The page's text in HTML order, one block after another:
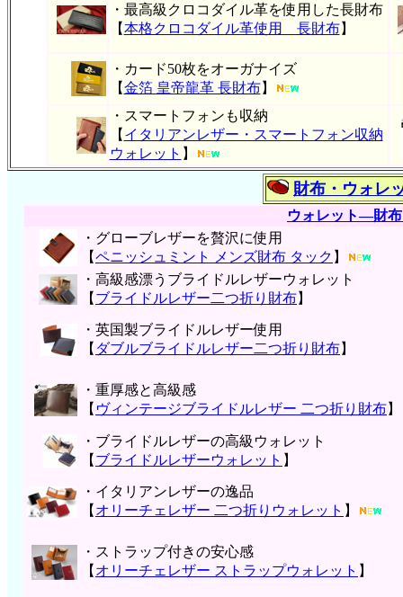
・最高級クロコダイル革を使用した長財布
【本格クロコダイル革使用 長財布】
・カード50枚をオーガナイズ
【金箔 皇帝龍革 長財布】
・スマートフォンも収納
【 イタリアンレザー・スマートフォン収納
ウォレット 】
財布・ウォレ
ウォレット―財
・グローブレザーを贅沢に使用
【ペニッシュミント メンズ財布 タック 】
・高級感漂うブライドルレザーウォレット
【 ブライドルレザー二つ折り財布】
・英国製ブライドルレザー使用
【 ダブルブライドルレザー二つ折り財布】
・重厚感と高級感
【 ヴィンテージブライドルレザー 二つ折り財布】
・ブライドルレザーの高級ウォレット
【 ブライドルレザーウォレット 】
・イタリアンレザーの逸品
【 オリーチェレザー 二つ折りウォレット 】
・ストラップ付きの安心感
【 オリーチェレザー ストラップウォレット 】